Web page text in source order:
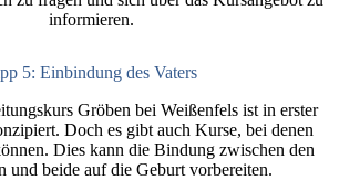
informieren.
5: Einbindung des Vaters
Gröben bei Weißenfels ist in erster
Doch es gibt auch Kurse, bei denen
Dies kann die Bindung zwischen den
und beide auf die Geburt vorbereiten.